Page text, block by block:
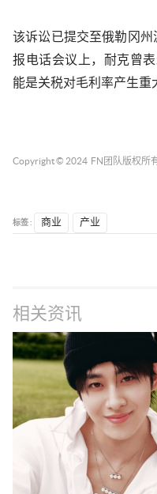
该诉讼已提交至俄勒冈
报电话会议上，耐克曾
能是关税对毛利率产生重
Copyright © 2024 FN团队 版权所
标签 : 商业 产业
相关资讯